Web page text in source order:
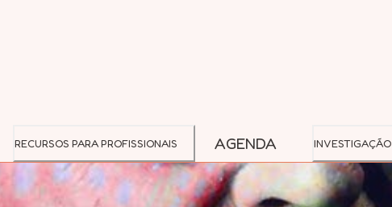
RECURSOS PARA PROFISSIONAIS AGENDA INVESTIGAÇÃO